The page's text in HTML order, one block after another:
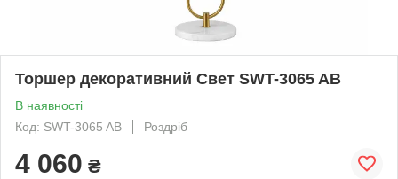
Торшер декоративний Свет SWT-3065 AB
В наявності
Код: SWT-3065 AB
Роздріб
4 060 ₴